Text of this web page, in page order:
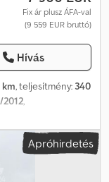
Fix ár plusz ÁFA-val
(9 559 EUR bruttó)
Hívás
km, teljesítmény: 340
osztály:
(ESP),
Futásteljesítmény:
Apróhirdetés